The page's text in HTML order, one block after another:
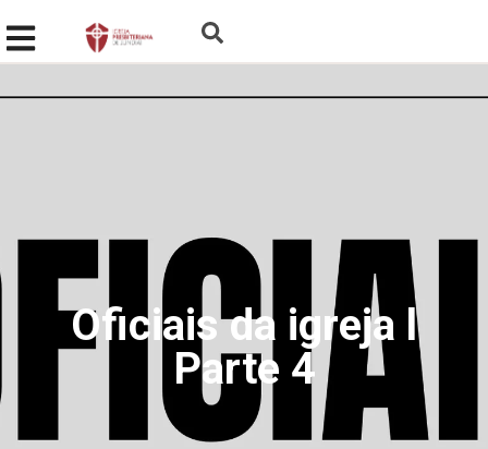
Oficiais da igreja l
Parte 4